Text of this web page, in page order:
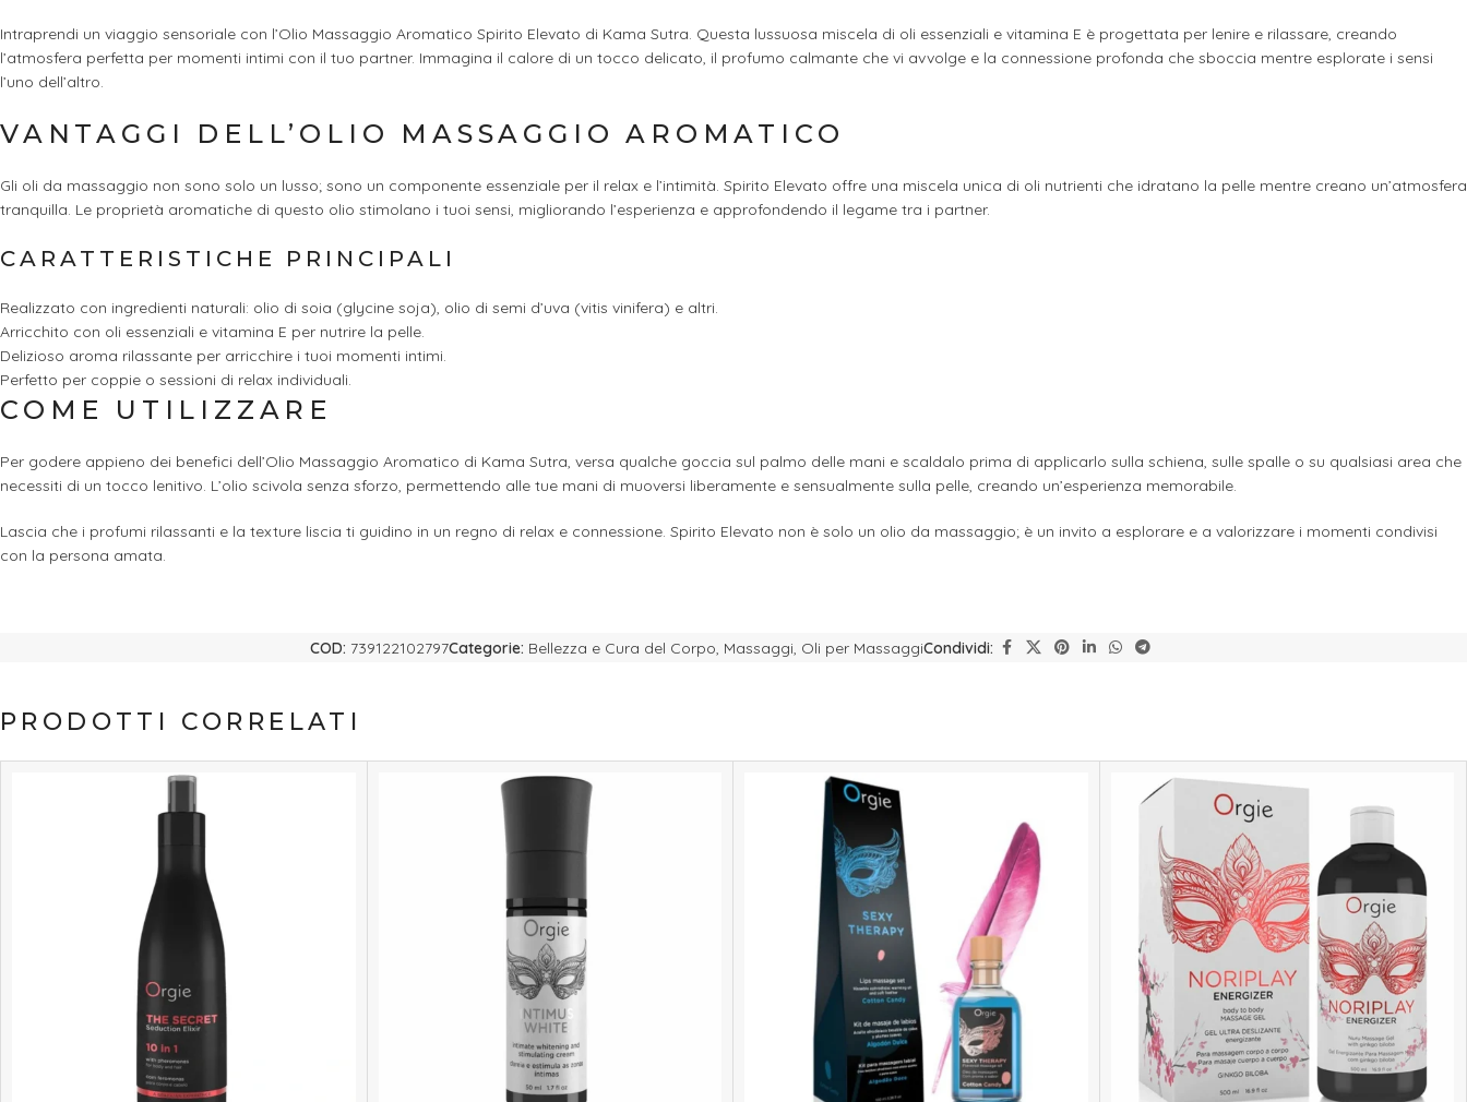
Intraprendi un viaggio sensoriale con l’Olio Massaggio Aromatico Spirito Elevato di Kama Sutra. Questa lussuosa miscela di oli essenziali e vitamina E è progettata per lenire e rilassare, creando
l’atmosfera perfetta per momenti intimi con il tuo partner. Immagina il calore di un tocco delicato, il profumo calmante che vi avvolge e la connessione profonda che sboccia mentre esplorate i sensi
l’uno dell’altro.
VANTAGGI DELL’OLIO MASSAGGIO AROMATICO
Gli oli da massaggio non sono solo un lusso; sono un componente essenziale per il relax e l’intimità. Spirito Elevato offre una miscela unica di oli nutrienti che idratano la pelle mentre creano un’atmosfera
tranquilla. Le proprietà aromatiche di questo olio stimolano i tuoi sensi, migliorando l’esperienza e approfondendo il legame tra i partner.
CARATTERISTICHE PRINCIPALI
Realizzato con ingredienti naturali: olio di soia (glycine soja), olio di semi d’uva (vitis vinifera) e altri.
Arricchito con oli essenziali e vitamina E per nutrire la pelle.
Delizioso aroma rilassante per arricchire i tuoi momenti intimi.
Perfetto per coppie o sessioni di relax individuali.
COME UTILIZZARE
Per godere appieno dei benefici dell’Olio Massaggio Aromatico di Kama Sutra, versa qualche goccia sul palmo delle mani e scaldalo prima di applicarlo sulla schiena, sulle spalle o su qualsiasi area che
necessiti di un tocco lenitivo. L’olio scivola senza sforzo, permettendo alle tue mani di muoversi liberamente e sensualmente sulla pelle, creando un’esperienza memorabile.
Lascia che i profumi rilassanti e la texture liscia ti guidino in un regno di relax e connessione. Spirito Elevato non è solo un olio da massaggio; è un invito a esplorare e a valorizzare i momenti condivisi
con la persona amata.
COD: 739122102797Categorie: Bellezza e Cura del Corpo Massaggi Oli per MassaggiCondividi:
PRODOTTI CORRELATI